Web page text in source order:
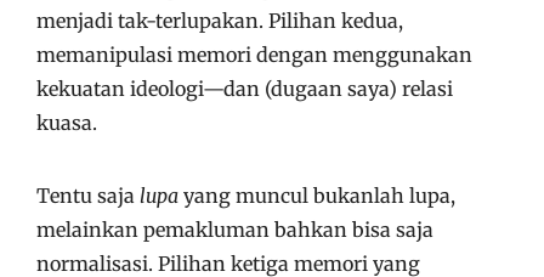
menjadi tak-terlupakan. Pilihan kedua,
memanipulasi memori dengan menggunakan
kekuatan ideologi—dan (dugaan saya) relasi
kuasa.
Tentu saja lupa yang muncul bukanlah lupa,
melainkan pemakluman bahkan bisa saja
normalisasi. Pilihan ketiga memori yang